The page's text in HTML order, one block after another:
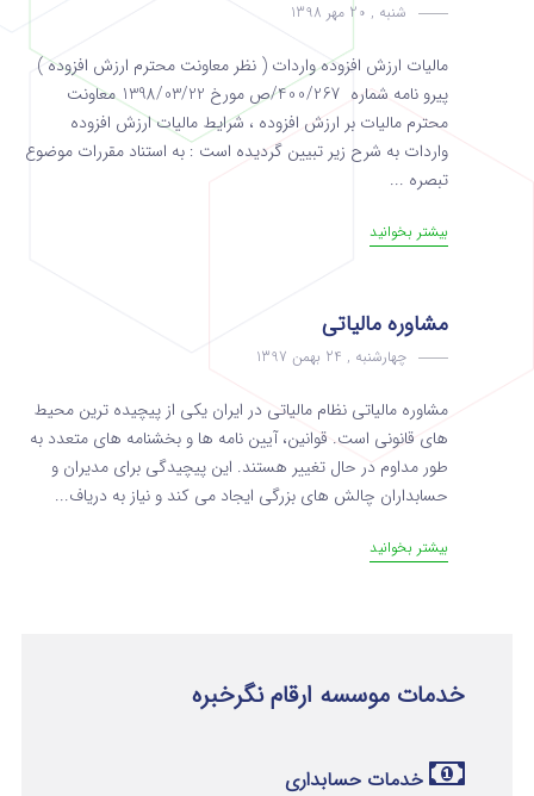
شنبه , 20 مهر 1398
مالیات ارزش افزوده واردات ( نظر معاونت محترم ارزش افزوده )
پیرو نامه شماره 400/267/ص مورخ 1398/03/22 معاونت
محترم مالیات بر ارزش افزوده ، شرایط مالیات ارزش افزوده
واردات به شرح زیر تبیین گردیده است : به استناد مقررات موضوع
تبصره ...
بیشتر بخوانید
مشاوره مالیاتی
چهارشنبه , 24 بهمن 1397
مشاوره مالیاتی نظام مالیاتی در ایران یکی از پیچیده ترین محیط
های قانونی است. قوانین، آیین نامه ها و بخشنامه های متعدد به
طور مداوم در حال تغییر هستند. این پیچیدگی برای مدیران و
حسابداران چالش های بزرگی ایجاد می کند و نیاز به دریاف...
بیشتر بخوانید
خدمات موسسه ارقام نگرخبره
خدمات حسابداری